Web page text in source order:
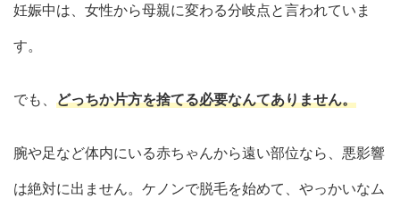
妊娠中は、女性から母親に変わる分岐点と言われていま
す。
でも、 どっちか片方を捨てる必要なんてありません。
腕や足など体内にいる赤ちゃんから遠い部位なら、悪影響
は絶対に出ません。ケノンで脱毛を始めて、やっかいなム